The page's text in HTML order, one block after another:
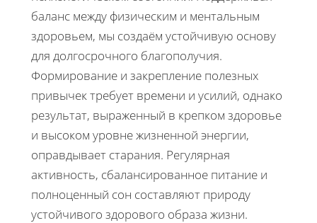
баланс между физическим и ментальным
здоровьем, мы создаём устойчивую основу
для долгосрочного благополучия.
Формирование и закрепление полезных
привычек требует времени и усилий, однако
результат, выраженный в крепком здоровье
и высоком уровне жизненной энергии,
оправдывает старания. Регулярная
активность, сбалансированное питание и
полноценный сон составляют природу
устойчивого здорового образа жизни.